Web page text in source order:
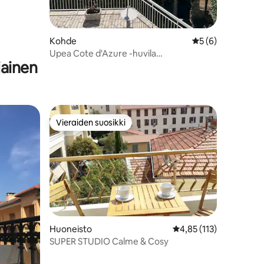
Kohde Keskimääräinen
5 (6)
Upea Cote d'Azure -huvila
Vieraiden suosikki
Vieraiden suosikki
Huoneisto Keskimääräinen arvio
4,85 (113)
SUPER STUDIO Calme & Cosy